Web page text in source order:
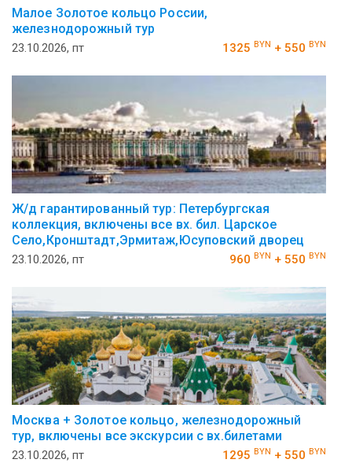
Малое Золотое кольцо России,
железнодорожный тур
23.10.2026, пт 1325 BYN + 550 BYN
Ж/д гарантированный тур: Петербургская
коллекция, включены все вх. бил. Царское
Село,Кронштадт,Эрмитаж,Юсуповский дворец
23.10.2026, пт 960 BYN + 550 BYN
Москва + Золотое кольцо, железнодорожный
тур, включены все экскурсии с вх.билетами
23.10.2026, пт 1295 BYN + 550 BYN